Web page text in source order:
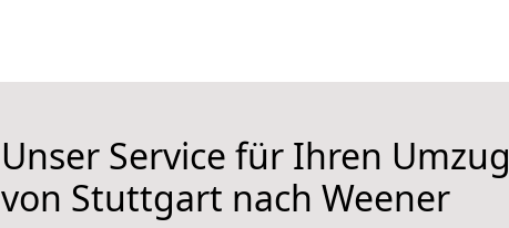
Unser Service für Ihren Umzug
von Stuttgart nach Weener